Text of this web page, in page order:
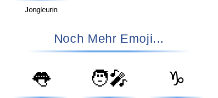
Jongleurin
Noch Mehr Emoji...
👅 🧑‍🎤 ♑